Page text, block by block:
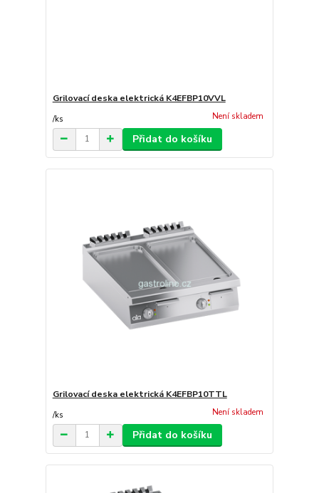
Grilovací deska elektrická K4EFBP10VVL
/ks Není skladem
Přidat do košíku
Grilovací deska elektrická K4EFBP10TTL
/ks Není skladem
Přidat do košíku